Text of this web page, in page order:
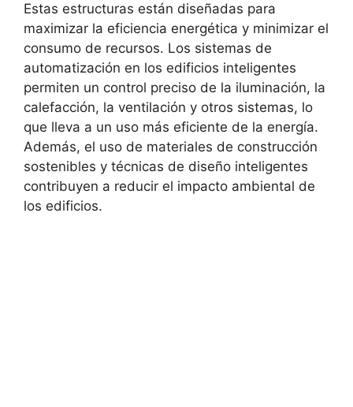
Estas estructuras están diseñadas para
maximizar la eficiencia energética y minimizar el
consumo de recursos. Los sistemas de
automatización en los edificios inteligentes
permiten un control preciso de la iluminación, la
calefacción, la ventilación y otros sistemas, lo
que lleva a un uso más eficiente de la energía.
Además, el uso de materiales de construcción
sostenibles y técnicas de diseño inteligentes
contribuyen a reducir el impacto ambiental de
los edificios.